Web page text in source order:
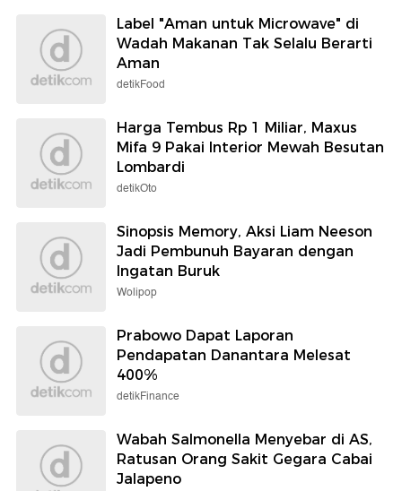
Label "Aman untuk Microwave" di
Wadah Makanan Tak Selalu Berarti
Aman
detikFood
Harga Tembus Rp 1 Miliar, Maxus
Mifa 9 Pakai Interior Mewah Besutan
Lombardi
detikOto
Sinopsis Memory, Aksi Liam Neeson
Jadi Pembunuh Bayaran dengan
Ingatan Buruk
Wolipop
Prabowo Dapat Laporan
Pendapatan Danantara Melesat
400%
detikFinance
Wabah Salmonella Menyebar di AS,
Ratusan Orang Sakit Gegara Cabai
Jalapeno